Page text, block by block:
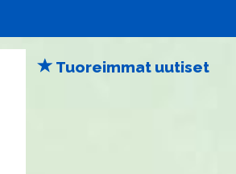
Tuoreimmat uutiset